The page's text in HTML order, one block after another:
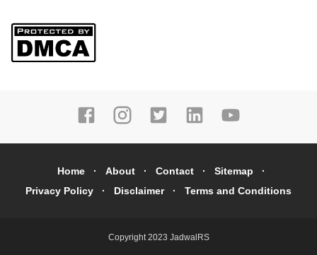
Home About Contact
Sitemap
Privacy Policy
Disclaimer Terms and Conditions
Copyright 2023 JadwalRS